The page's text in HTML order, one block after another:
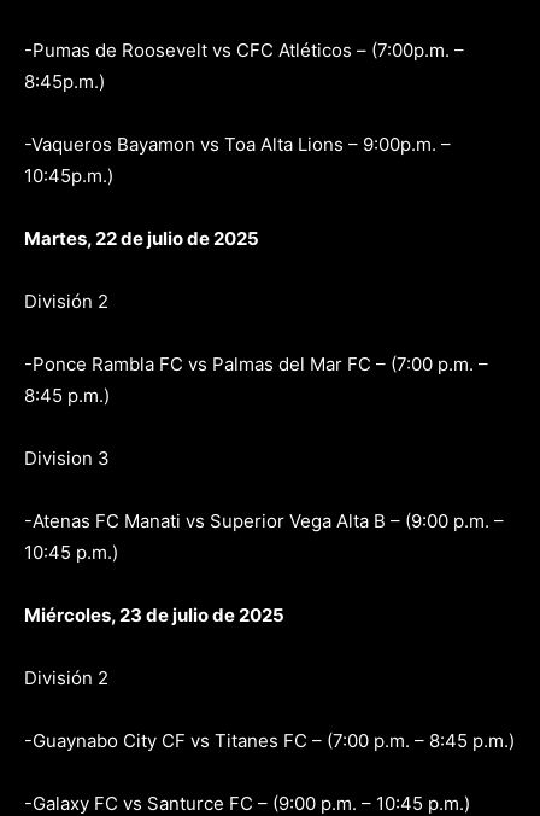
-Pumas de Roosevelt vs CFC Atléticos – (7:00p.m. –
8:45p.m.)
-Vaqueros Bayamon vs Toa Alta Lions – 9:00p.m. –
10:45p.m.)
Martes, 22 de julio de 2025
División 2
-Ponce Rambla FC vs Palmas del Mar FC – (7:00 p.m. –
8:45 p.m.)
Division 3
-Atenas FC Manati vs Superior Vega Alta B – (9:00 p.m. –
10:45 p.m.)
Miércoles, 23 de julio de 2025
División 2
-Guaynabo City CF vs Titanes FC – (7:00 p.m. – 8:45 p.m.)
-Galaxy FC vs Santurce FC – (9:00 p.m. – 10:45 p.m.)